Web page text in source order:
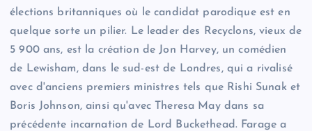
élections britanniques où le candidat parodique est en
quelque sorte un pilier. Le leader des Recyclons, vieux de
5 900 ans, est la création de Jon Harvey, un comédien
de Lewisham, dans le sud-est de Londres, qui a rivalisé
avec d'anciens premiers ministres tels que Rishi Sunak et
Boris Johnson, ainsi qu'avec Theresa May dans sa
précédente incarnation de Lord Buckethead. Farage a